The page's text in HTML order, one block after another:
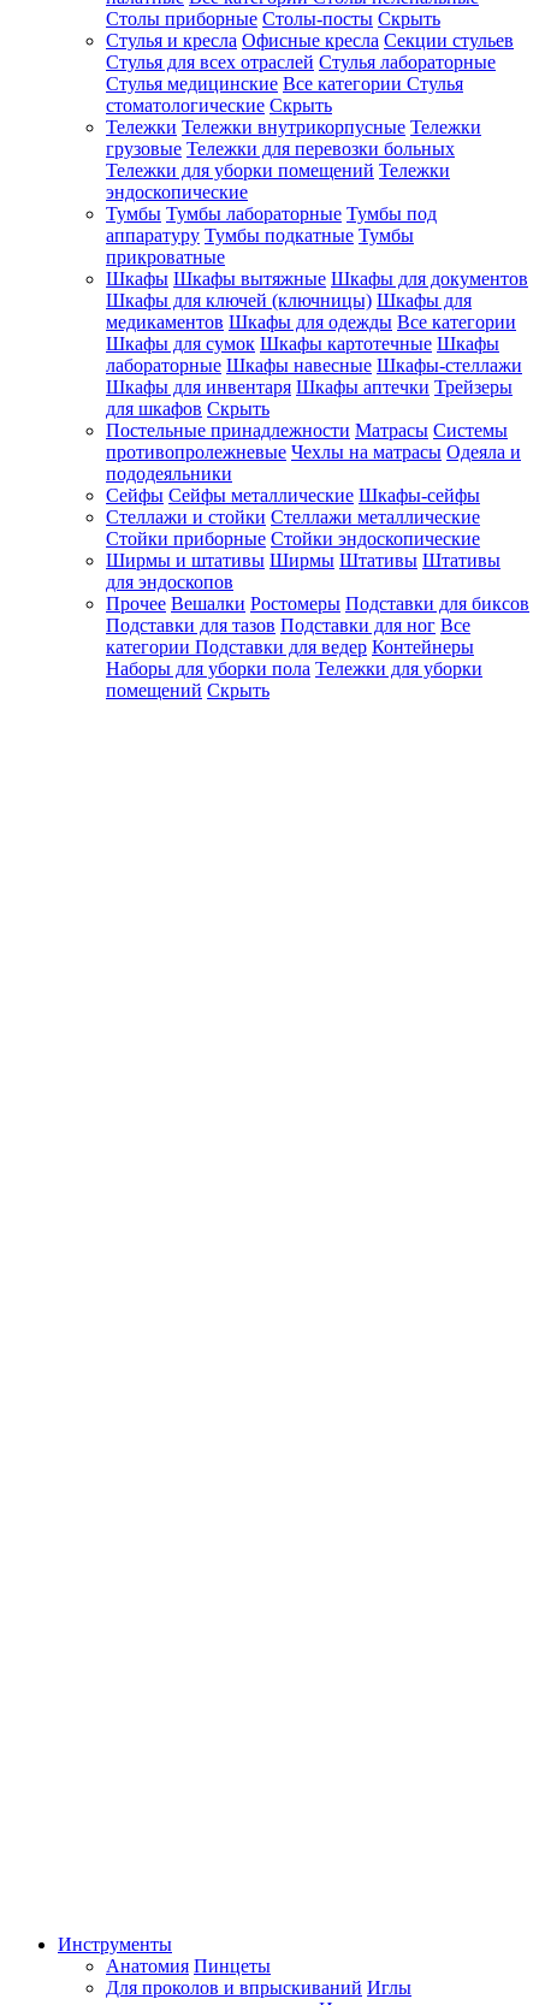
Столы приборные Столы-посты Скрыть
Стулья и кресла Офисные кресла Секции стульев
Стулья для всех отраслей Стулья лабораторные
Стулья медицинские Все категории Стулья
стоматологические Скрыть
Тележки Тележки внутрикорпусные Тележки
грузовые Тележки для перевозки больных
Тележки для уборки помещений Тележки
эндоскопические
Тумбы Тумбы лабораторные Тумбы под
аппаратуру Тумбы подкатные Тумбы
прикроватные
Шкафы Шкафы вытяжные Шкафы для документов
Шкафы для ключей (ключницы) Шкафы для
медикаментов Шкафы для одежды Все категории
Шкафы для сумок Шкафы картотечные Шкафы
лабораторные Шкафы навесные Шкафы-стеллажи
Шкафы для инвентаря Шкафы аптечки Трейзеры
для шкафов Скрыть
Постельные принадлежности Матрасы Системы
противопролежневые Чехлы на матрасы Одеяла и
пододеяльники
Сейфы Сейфы металлические Шкафы-сейфы
Стеллажи и стойки Стеллажи металлические
Стойки приборные Стойки эндоскопические
Ширмы и штативы Ширмы Штативы Штативы
для эндоскопов
Прочее Вешалки Ростомеры Подставки для биксов
Подставки для тазов Подставки для ног Все
категории Подставки для ведер Контейнеры
Наборы для уборки пола Тележки для уборки
помещений Скрыть
Инструменты
Анатомия Пинцеты
Для проколов и впрыскиваний Иглы